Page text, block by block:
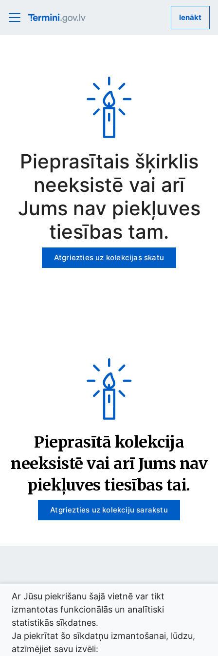
Ienākt
Pieprasītais šķirklis
neeksistē vai arī
Jums nav piekļuves
tiesības tam.
Atgriezties uz kolekcijas skatu
Pieprasītā kolekcija
neeksistē vai arī Jums nav
piekļuves tiesības tai.
Atgriezties uz kolekciju sarakstu
© 2026 termini.gov.lv. Izstrādātājs:Tilde.
Ar Jūsu piekrišanu šajā vietnē var tikt
izmantotas funkcionālās un analītiski
statistikās sīkdatnes.
Ja piekrītat šo sīkdatņu izmantošanai, lūdzu,
atzīmējiet savu izvēli: